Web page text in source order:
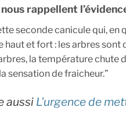
rappellent
seconde canicule qui,
haut et fort : les arbres sont
la température chute
sensation de fraicheur.”
aussi L’urgence de